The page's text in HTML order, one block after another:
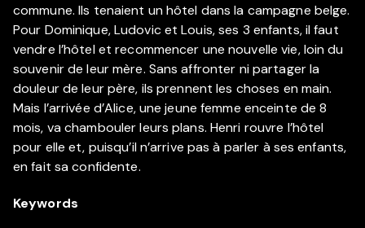
commune. Ils tenaient un hôtel dans la campagne belge.
Pour Dominique, Ludovic et Louis, ses 3 enfants, il faut
vendre l’hôtel et recommencer une nouvelle vie, loin du
souvenir de leur mère. Sans affronter ni partager la
douleur de leur père, ils prennent les choses en main.
Mais l’arrivée d’Alice, une jeune femme enceinte de 8
mois, va chambouler leurs plans. Henri rouvre l’hôtel
pour elle et, puisqu’il n’arrive pas à parler à ses enfants,
en fait sa confidente.
Keywords